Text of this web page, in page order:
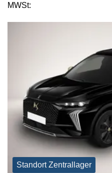
MWSt:
Standort Zentrallager